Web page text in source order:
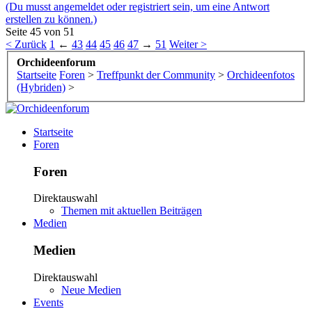
(Du musst angemeldet oder registriert sein, um eine Antwort
erstellen zu können.)
Seite 45 von 51
< Zurück 1 ← 43 44 45 46 47 → 51 Weiter >
Orchideenforum
Startseite Foren > Treffpunkt der Community > Orchideenfotos
(Hybriden) >
Startseite
Foren
Foren
Direktauswahl
Themen mit aktuellen Beiträgen
Medien
Medien
Direktauswahl
Neue Medien
Events